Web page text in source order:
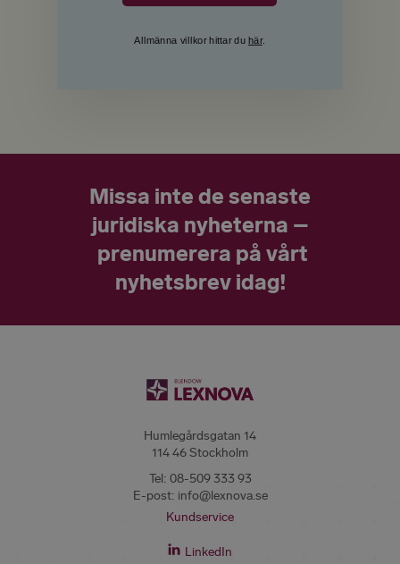
Missa inte de senaste
juridiska nyheterna –
prenumerera på vårt
nyhetsbrev idag!
Humlegårdsgatan 14
114 46 Stockholm
Tel: 08-509 333 93
E-post: info@lexnova.se
Kundservice
LinkedIn